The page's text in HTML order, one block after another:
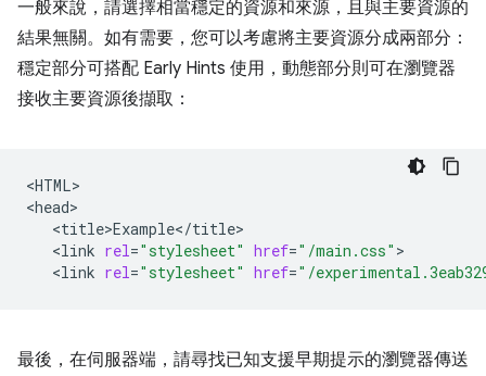
一般來說，請選擇相當穩定的資源和來源，且與主要資源的
結果無關。如有需要，您可以考慮將主要資源分成兩部分：
穩定部分可搭配 Early Hints 使用，動態部分則可在瀏覽器
接收主要資源後擷取：
<HTML>
<link rel="stylesheet" href="/main.css"
<link rel="stylesheet" href="/
最後，在伺服器端，請尋找已知支援早期提示的瀏覽器傳送